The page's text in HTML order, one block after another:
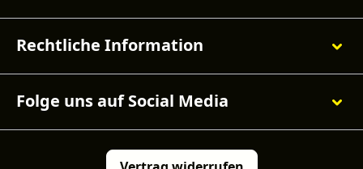
Rechtliche Information
Folge uns auf Social Media